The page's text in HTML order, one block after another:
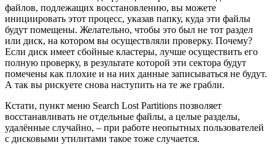
файлов, подлежащих восстановлению, вы можете
инициировать этот процесс, указав папку, куда эти файлы
будут помещены. Желательно, чтобы это был не тот раздел
или диск, на котором вы осуществляли проверку. Почему?
Если диск имеет сбойные кластеры, лучше осуществить его
полную проверку, в результате которой эти сектора будут
помечены как плохие и на них данные записываться не будут.
А так вы рискуете снова наступить на те же грабли.
Кстати, пункт меню Search Lost Partitions позволяет
восстанавливать не отдельные файлы, а целые разделы,
удалённые случайно, – при работе неопытных пользователей
с дисковыми утилитами такое тоже случается.